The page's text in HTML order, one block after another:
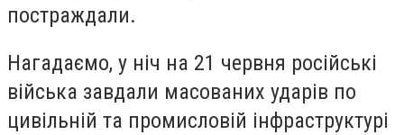
постраждали.
Нагадаємо, у ніч на 21 червня російські
війська завдали масованих ударів по
цивільній та промисловій інфраструктурі